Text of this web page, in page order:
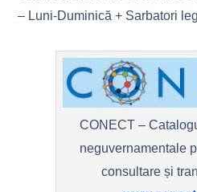
– Luni-Duminică + Sarbatori
CONECT –
neguvernamentale
consultare și